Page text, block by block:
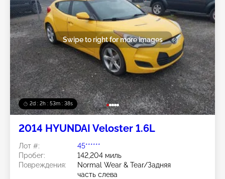
2d : 2h : 53m : 35s
Swipe to right for more images
2014 HYUNDAI Veloster 1.6L
Лот #:
45******
Пробег:
142,204 миль
Повреждения:
Normal Wear & Tear/Задняя
часть слева